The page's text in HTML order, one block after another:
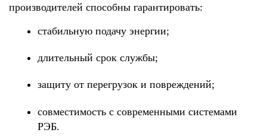
производителей способны гарантировать:
стабильную подачу энергии;
длительный срок службы;
защиту от перегрузок и повреждений;
совместимость с современными системами
РЭБ.